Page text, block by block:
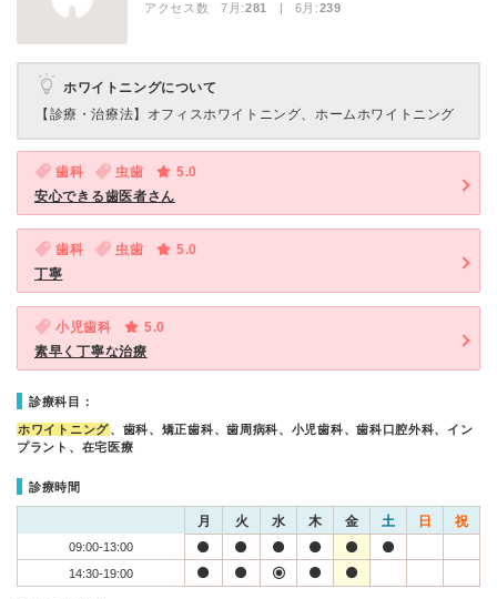
アクセス数 7月:281 | 6月:239
ホワイトニングについて
【診療・治療法】 オフィスホワイトニング、ホームホワイトニング
歯科 虫歯
5.0
安心できる歯医者さん
歯科 虫歯
5.0
丁寧
小児歯科
5.0
素早く丁寧な治療
診療科目：
ホワイトニング、歯科、矯正歯科、歯周病科、小児歯科、歯科口腔外科、イン
プラント、在宅医療
診療時間
月 火 水 木 金 土 日 祝
09:00-13:00
14:30-19:00